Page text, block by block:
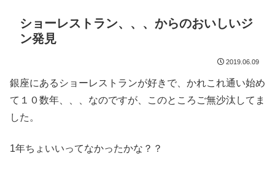
ショーレストラン、、、からのおいしいジ
ン発見
2019.06.09
銀座にあるショーレストランが好きで、かれこれ通い始め
て１０数年、、、なのですが、このところご無沙汰してま
した。
1年ちょいいってなかったかな？？